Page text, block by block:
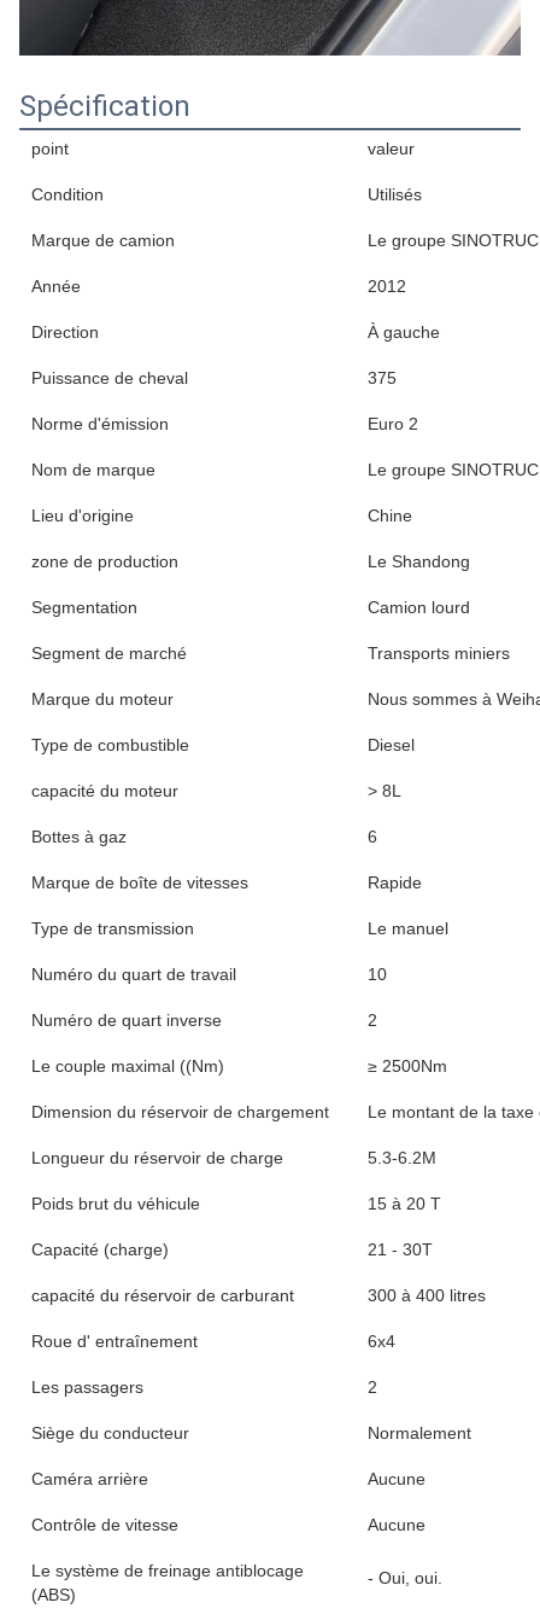
Spécification
point valeur
Condition Utilisés
Marque de camion Le groupe
Année 2012
Direction À gauche
Puissance de cheval 375
Norme d'émission Euro 2
Nom de marque Le groupe
Lieu d'origine Chine
zone de production Le Shandong
Segmentation Camion lourd
Segment de marché Transports miniers
Marque du moteur Nous sommes à
Type de combustible Diesel
capacité du moteur > 8L
Bottes à gaz 6
Marque de boîte de vitesses Rapide
Type de transmission Le manuel
Numéro du quart de travail 10
Numéro de quart inverse 2
Le couple maximal ((Nm) ≥ 2500Nm
Dimension du réservoir de chargement Le montant de la
Longueur du réservoir de charge 5.3-6.2M
Poids brut du véhicule 15 à 20 T
Capacité (charge) 21 - 30T
capacité du réservoir de carburant 300 à 400 litres
Roue d' entraînement 6x4
Les passagers 2
Siège du conducteur Normalement
Caméra arrière Aucune
Contrôle de vitesse Aucune
Le système de freinage antiblocage
(ABS)
- Oui, oui.